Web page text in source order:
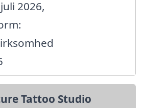
2026,
Tattoo Studio